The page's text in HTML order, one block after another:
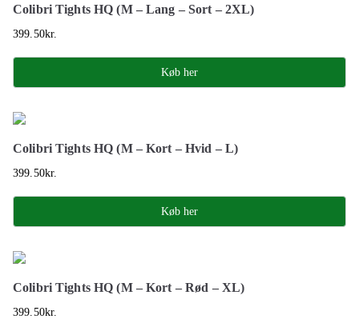
Colibri Tights HQ (M – Lang – Sort – 2XL)
399.50kr.
Køb her
Colibri Tights HQ (M – Kort – Hvid – L)
399.50kr.
Køb her
Colibri Tights HQ (M – Kort – Rød – XL)
399.50kr.